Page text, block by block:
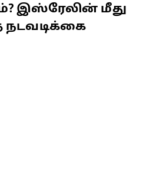
இஸ்ரேலின் மீது
நடவடிக்கை